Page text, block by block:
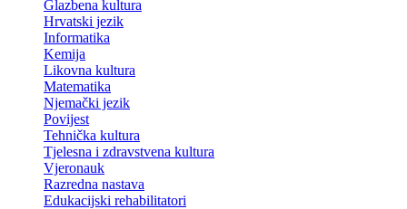
Glazbena kultura
Hrvatski jezik
Informatika
Kemija
Likovna kultura
Matematika
Njemački jezik
Povijest
Tehnička kultura
Tjelesna i zdravstvena kultura
Vjeronauk
Razredna nastava
Edukacijski rehabilitatori